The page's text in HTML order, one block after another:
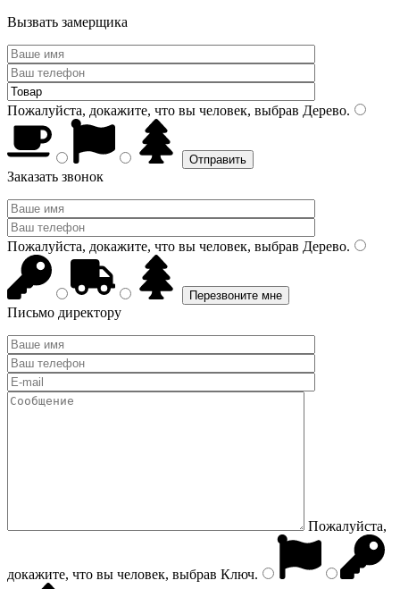
Вызвать замерщика
Пожалуйста, докажите, что вы человек, выбрав Дерево.
Заказать звонок
Пожалуйста, докажите, что вы человек, выбрав Дерево.
Письмо директору
Пожалуйста,
докажите, что вы человек, выбрав Ключ.